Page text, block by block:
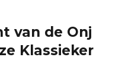
van de Onj
Klassieker